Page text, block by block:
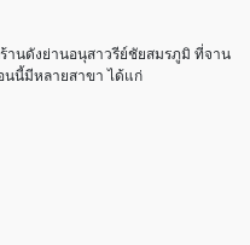
านดังย่านอนุสาวรีย์ชัยสมรภูมิ ที่จาน
นนี้มีหลายสาขา ได้แก่